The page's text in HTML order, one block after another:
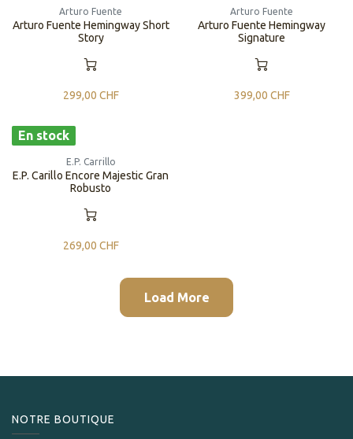
Arturo Fuente
Arturo Fuente Hemingway Short
Story
299,00 CHF
Arturo Fuente
Arturo Fuente Hemingway
Signature
399,00 CHF
En stock
E.P. Carrillo
​​E.P. Carillo Encore Majestic Gran
Robusto
269,00 CHF
Load More
NOTRE BOUTIQUE